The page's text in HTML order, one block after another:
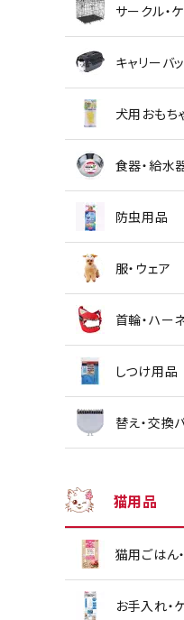
サークル・
キャリーバ
犬用おもち
食器・給水
防虫用品
服・ウェア
首輪・ハー
しつけ用品
替え・交換
猫用品
猫用ごはん
お手入れ・